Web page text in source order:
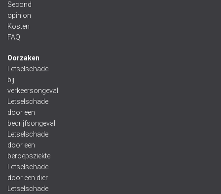
Second
opinion
Kosten
FAQ
Oorzaken
Letselschade
bij
verkeersongeval
Letselschade
door een
bedrijfsongeval
Letselschade
door een
beroepsziekte
Letselschade
door een dier
Letselschade